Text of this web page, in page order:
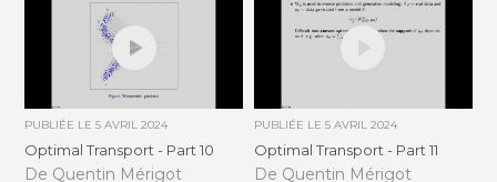
PUBLIÉE LE5 AVRIL 2024
Optimal Transport - Part 10
De Quentin Mérigot
PUBLIÉE LE 5 AVRIL 2024
Optimal Transport - Part 11
De Quentin Mérigot